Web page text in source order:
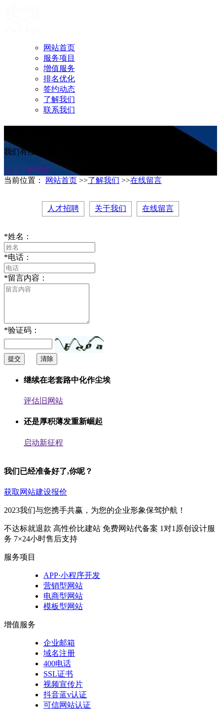
网站首页
服务项目
增值服务
排名优化
签约动态
了解我们
联系我们
我们有经验和实力把您的奇思妙想变为现实
点击了解我们
当前位置：
网站首页 >>了解我们 >>在线留言
人才招聘 关于我们 在线留言
*姓名：
*电话：
*留言内容：
*验证码：
提交 清除
继续在老套路中化作尘埃
评估旧网站
还是厚积薄发重新崛起
启动新征程
我们已经准备好了,你呢？
获取网站建设报价
2023我们与您携手共赢，为您的企业形象保驾护航！
不达标就退款 高性价比建站 免费网站代备案 1对1原创设计服
务 7×24小时售后支持
服务项目
APP·小程序开发
营销型网站
电商型网站
模板型网站
增值服务
企业邮箱
域名注册
400电话
SSL证书
视频宣传片
抖音蓝v认证
可信网站认证